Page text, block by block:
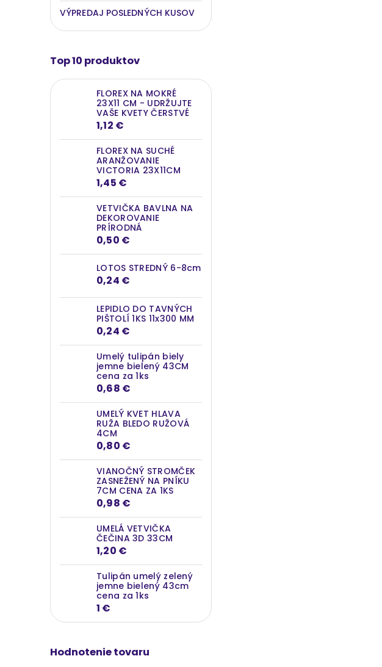
VÝPREDAJ POSLEDNÝCH KUSOV
Top 10 produktov
FLOREX NA MOKRÉ
23X11 CM - UDRŽUJTE
VAŠE KVETY ČERSTVÉ
1,12 €
FLOREX NA SUCHÉ
ARANŽOVANIE
VICTORIA 23X11CM
1,45 €
VETVIČKA BAVLNA NA
DEKOROVANIE
PRÍRODNÁ
0,50 €
LOTOS STREDNÝ 6-8cm
0,24 €
LEPIDLO DO TAVNÝCH
PIŠTOLÍ 1KS 11x300 MM
0,24 €
Umelý tulipán biely
jemne bielený 43CM
cena za 1ks
0,68 €
UMELÝ KVET HLAVA
RUŽA BLEDO RUŽOVÁ
4CM
0,80 €
VIANOČNÝ STROMČEK
ZASNEŽENÝ NA PNÍKU
7CM CENA ZA 1KS
0,98 €
UMELÁ VETVIČKA
ČEČINA 3D 33CM
1,20 €
Tulipán umelý zelený
jemne bielený 43cm
cena za 1ks
1 €
Hodnotenie tovaru